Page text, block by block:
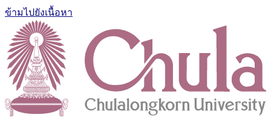
ข้ามไปยังเนื้อหา